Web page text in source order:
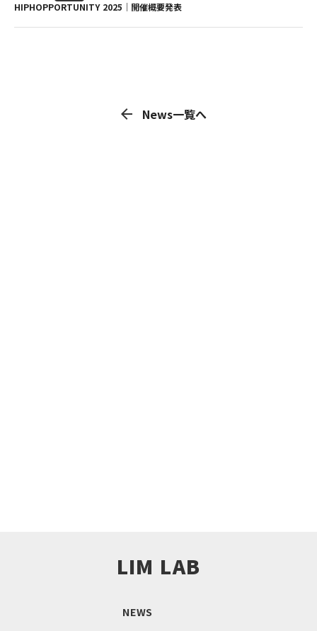
HIPHOPPORTUNITY 2025│開催概要発表
arrow_back News一覧へ
LIM LAB
NEWS